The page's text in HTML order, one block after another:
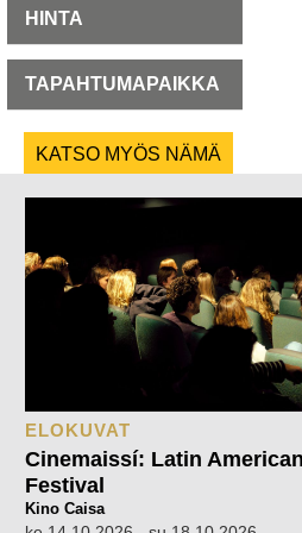
HINTA
TAPAHTUMAPAIKKA
KATSO MYÖS NÄMÄ
ELOKUVAT
Cinemaissí: Latin
Festival
Kino Caisa